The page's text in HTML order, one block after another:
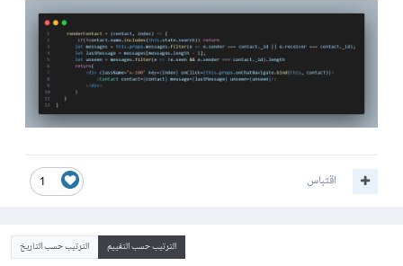
1 اقتباس
الترتيب حسب التقييم الترتيب حسب التاريخ